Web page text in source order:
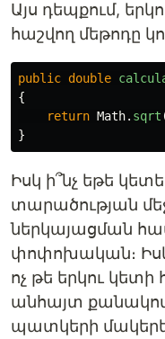
Այս դեպքում,
հաշվող մեթոդը
public double
{
return Math. sqrt
}
Իսկ ի՞նչ եթե
տարածության
ներկայացման
փոփոխական։
ոչ թե երկու կետի
անհայտ
պատկերի